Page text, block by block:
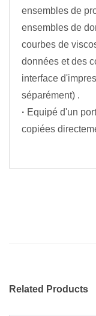
ensembles de
ensembles de
courbes de
données et des
interface
séparément) .
· Equipé d'un
copiées
Related Products